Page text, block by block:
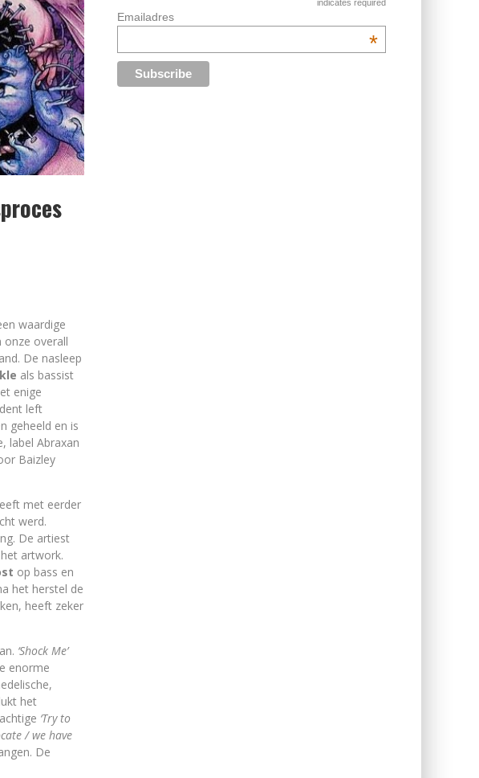
waardige
onze overall
De nasleep
als bassist
enige
left
geheeld en is
label Abraxan
Baizley
met eerder
werd.
De artiest
artwork.
op bass en
het herstel de
heeft zeker
‘Shock Me’
enorme
het
‘Try to
/ we have
De
indicates required
Emailadres
*